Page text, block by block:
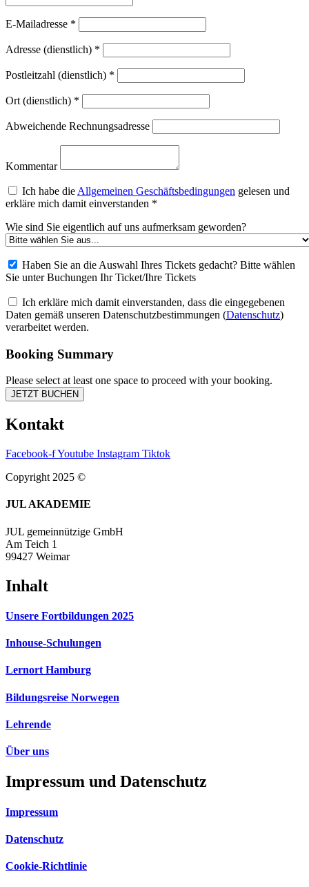
E-Mailadresse *
Adresse (dienstlich) *
Postleitzahl (dienstlich) *
Ort (dienstlich) *
Abweichende Rechnungsadresse
Kommentar
Ich habe die Allgemeinen Geschäftsbedingungen gelesen und
erkläre mich damit einverstanden *
Wie sind Sie eigentlich auf uns aufmerksam geworden?
Haben Sie an die Auswahl Ihres Tickets gedacht? Bitte wählen
Sie unter Buchungen Ihr Ticket/Ihre Tickets
Ich erkläre mich damit einverstanden, dass die eingegebenen
Daten gemäß unseren Datenschutzbestimmungen (Datenschutz)
verarbeitet werden.
Booking Summary
Please select at least one space to proceed with your booking.
Kontakt
Facebook-fYoutube Instagram Tiktok
Copyright 2025 ©
JUL AKADEMIE
JUL gemeinnützige GmbH
Am Teich 1
99427 Weimar
Inhalt
Unsere Fortbildungen 2025
Inhouse-Schulungen
Lernort Hamburg
Bildungsreise Norwegen
Lehrende
Über uns
Impressum und Datenschutz
Impressum
Datenschutz
Cookie-Richtlinie